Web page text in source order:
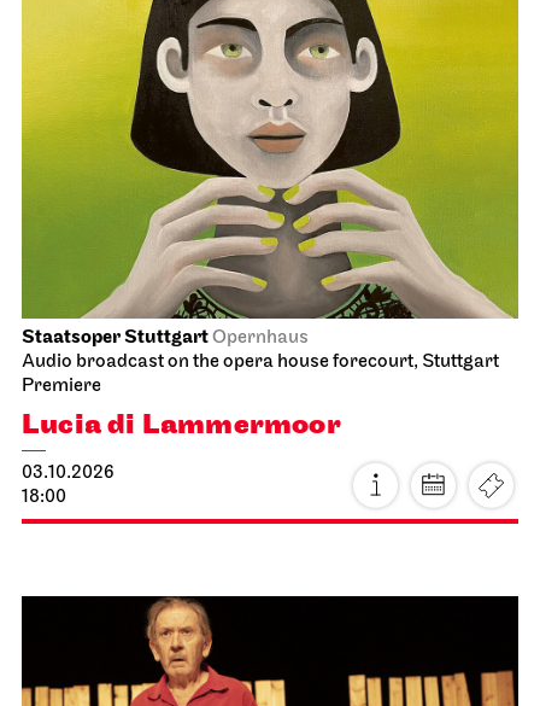
Staatsoper StuttgartOpernhaus
Audio broadcast on the opera house forecourt, Stuttgart
Premiere
Lucia di Lammermoor
03.10.2026
18:00